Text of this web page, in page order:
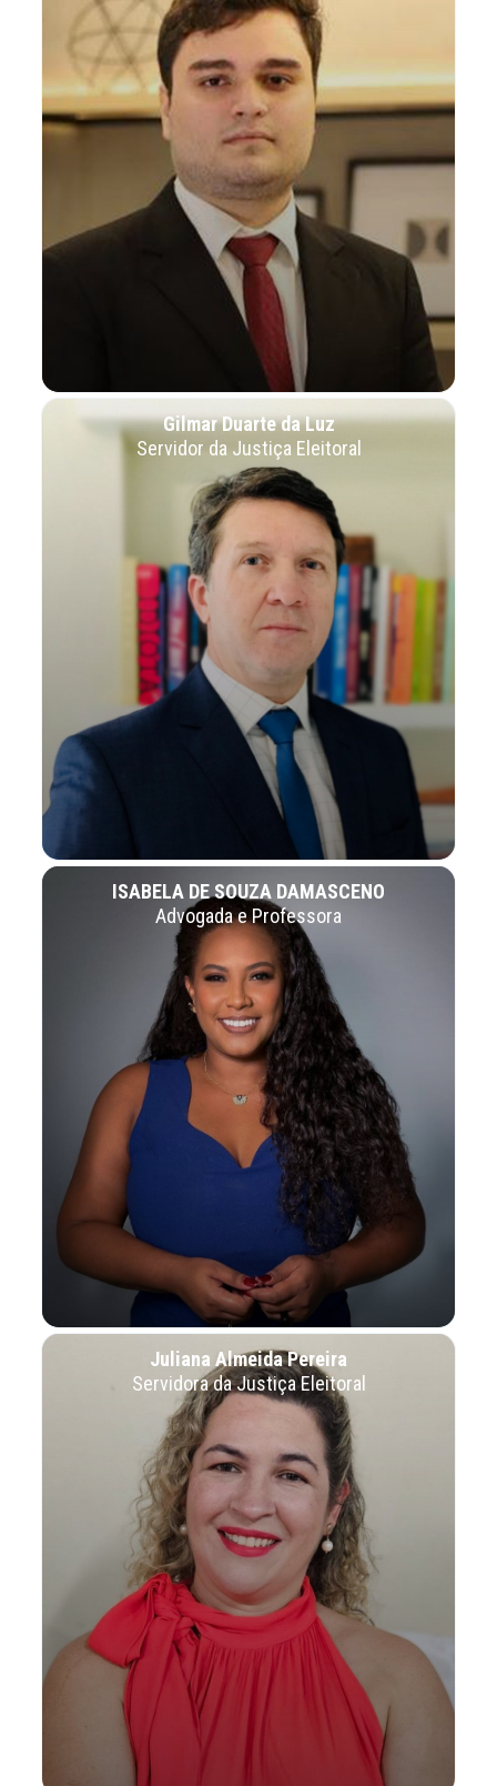
Gilmar Duarte da Luz
Servidor da Justiça Eleitoral
ISABELA DE SOUZA DAMASCENO
Advogada e Professora
Juliana Almeida Pereira
Servidora da Justiça Eleitoral